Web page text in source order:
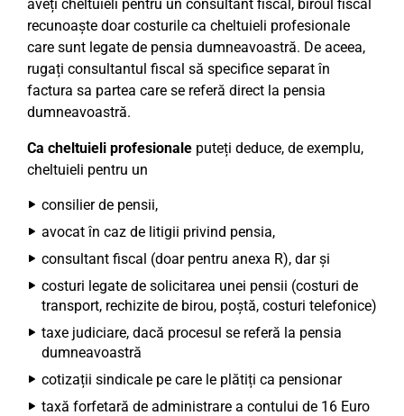
aveți cheltuieli pentru un consultant fiscal, biroul fiscal
recunoaște doar costurile ca cheltuieli profesionale
care sunt legate de pensia dumneavoastră. De aceea,
rugați consultantul fiscal să specifice separat în
factura sa partea care se referă direct la pensia
dumneavoastră.
Ca cheltuieli profesionale puteți deduce, de exemplu,
cheltuieli pentru un
consilier de pensii,
avocat în caz de litigii privind pensia,
consultant fiscal (doar pentru anexa R), dar și
costuri legate de solicitarea unei pensii (costuri de
transport, rechizite de birou, poștă, costuri telefonice)
taxe judiciare, dacă procesul se referă la pensia
dumneavoastră
cotizații sindicale pe care le plătiți ca pensionar
taxă forfetară de administrare a contului de 16 Euro